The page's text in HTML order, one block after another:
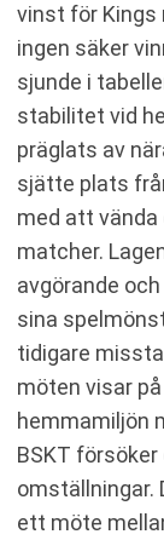
vinst för Kings
ingen säker
sjunde i
stabilitet vid
präglats av
sjätte plats
med att
matcher.
avgörande
sina
tidigare
möten visar
hemmamiljön
BSKT
omställningar.
ett möte